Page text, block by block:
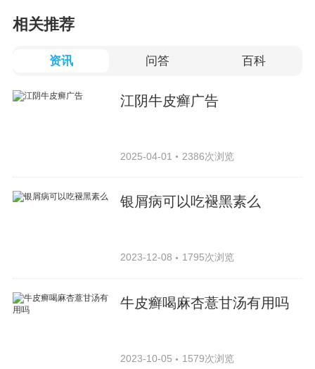
相关推荐
资讯 问答 百科
江阴牛皮癣广告
2025-04-01 2386次浏览
银屑病可以吃褪黑素么
2023-12-08 1795次浏览
牛皮癣喝麻杏薏甘汤有用吗
2023-10-05 1579次浏览